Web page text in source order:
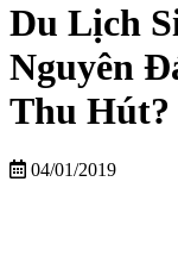
Du Lịch
Nguyên
Thu Hút?
04/01/2019